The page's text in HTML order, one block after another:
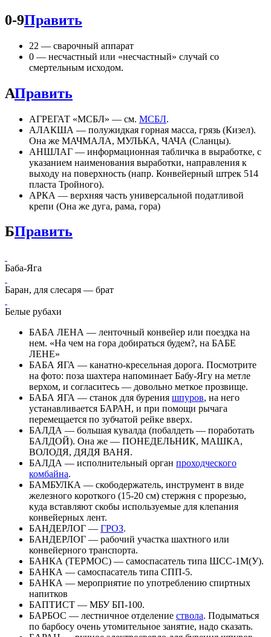
0-9Править
22 — сварочный аппарат
0 — несчастный или «несчастный» случай со
смертельным исходом.
АПравить
АГРЕГАТ «МСБЛ» — см. МСБЛ.
АЛАКША — полужидкая горная масса, грязь (Кизел).
Она же МАЧМАЛА, МУЛЬКА, ЧАЧА (Сланцы).
АНШЛАГ — информационная табличка в выработке, с
указанием наименования выработки, направления к
выходу на поверхность (напр. Конвейерный штрек 514
пласта Тройного).
АРКА — верхняя часть универсальной податливой
крепи (Она же дуга, рама, гора)
БПравить
Баба-Яга
Баран, для слесаря — брат
Белые рубахи
БАБА ЛЕНА — ленточный конвейер или поездка на
нем. «На чем на гора добираться будем?, на БАБЕ
ЛЕНЕ»
БАБА ЯГА — канатно-кресельная дорога. Посмотрите
на фото: поза шахтера напоминает Бабу-Ягу на метле
верхом, и согласитесь — довольно меткое прозвище.
БАБА ЯГА — станок для бурения шпуров, на него
устанавливается БАРАН, и при помощи рычага
перемещается по зубчатой рейке вверх.
БАЛДА — большая кувалда (побалдеть — поработать
БАЛДОЙ). Она же — ПОНЕДЕЛЬНИК, МАШКА,
ВОЛОДЯ, ДЯДЯ ВАНЯ.
БАЛДА — исполнительный орган проходческого
комбайна.
БАМБУЛКА — скободержатель, инструмент в виде
железного короткого (15-20 см) стержня с прорезью,
куда вставляют скобы используемые для клепания
конвейерных лент.
БАНДЕРЛОГ — ГРОЗ.
БАНДЕРЛОГ — рабочий участка шахтного или
конвейерного транспорта.
БАНКА (ТЕРМОС) — самоспасатель типа ШСС-1М(У).
БАНКА — самоспасатель типа СПП-5.
БАНКА — мероприятие по употреблению спиртных
напитков
БАПТИСТ — МБУ БП-100.
БАРБОС — лестничное отделение ствола. Подыматься
по барбосу очень утомительное занятие, надо сказать.